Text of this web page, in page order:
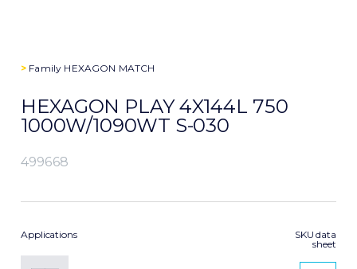
> Family HEXAGON MATCH
HEXAGON PLAY 4X144L 750
1000W/1090WT S-030
499668
Applications
SKU data
sheet